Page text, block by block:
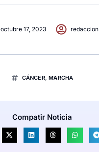
octubre 17, 2023 redaccion
CÁNCER,MARCHA
Compatir Noticia